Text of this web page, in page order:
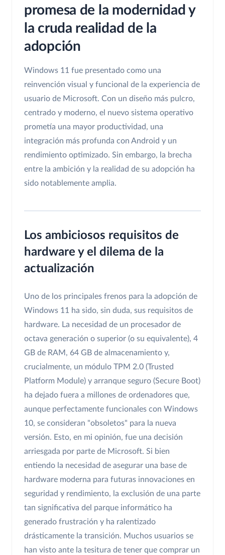
promesa de la modernidad y
la cruda realidad de la
adopción
Windows 11 fue presentado como una
reinvención visual y funcional de la experiencia de
usuario de Microsoft. Con un diseño más pulcro,
centrado y moderno, el nuevo sistema operativo
prometía una mayor productividad, una
integración más profunda con Android y un
rendimiento optimizado. Sin embargo, la brecha
entre la ambición y la realidad de su adopción ha
sido notablemente amplia.
Los ambiciosos requisitos de
hardware y el dilema de la
actualización
Uno de los principales frenos para la adopción de
Windows 11 ha sido, sin duda, sus requisitos de
hardware. La necesidad de un procesador de
octava generación o superior (o su equivalente), 4
GB de RAM, 64 GB de almacenamiento y,
crucialmente, un módulo TPM 2.0 (Trusted
Platform Module) y arranque seguro (Secure Boot)
ha dejado fuera a millones de ordenadores que,
aunque perfectamente funcionales con Windows
10, se consideran "obsoletos" para la nueva
versión. Esto, en mi opinión, fue una decisión
arriesgada por parte de Microsoft. Si bien
entiendo la necesidad de asegurar una base de
hardware moderna para futuras innovaciones en
seguridad y rendimiento, la exclusión de una parte
tan significativa del parque informático ha
generado frustración y ha ralentizado
drásticamente la transición. Muchos usuarios se
han visto ante la tesitura de tener que comprar un